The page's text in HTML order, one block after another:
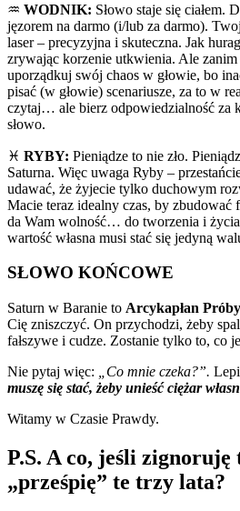
♒️ WODNIK: Słowo staje się ciałem.
jęzorem na darmo (i/lub za darmo).
laser – precyzyjna i skuteczna. Jak
zrywając korzenie utkwienia. Ale
uporządkuj swój chaos w głowie, bo
pisać (w głowie) scenariusze, za to w
czytaj… ale bierz odpowiedzialność za
słowo.
♓️ RYBY: Pieniądze to nie zło.
Saturna. Więc uwaga Ryby –
udawać, że żyjecie tylko duchowym
Macie teraz idealny czas, by zbudować
da Wam wolność… do tworzenia i życia
wartość własna musi stać się jedyną
SŁOWO KOŃCOWE
Saturn w Baranie to Arcykapłan Próby
Cię zniszczyć. On przychodzi, żeby
fałszywe i cudze. Zostanie tylko to, co
Nie pytaj więc:
„Co mnie czeka?”.
muszę się stać, żeby unieść ciężar
Witamy w Czasie Prawdy.
P.S. A co, jeśli zignoruję
„prześpię” te trzy lata?